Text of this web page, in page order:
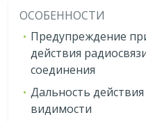
ОСОБЕННОСТИ
Предупреждение
действия
соединения
Дальность
видимости